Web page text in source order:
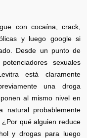
con cocaína, crack,
y luego google si
Desde un punto de
sexuales
está claramente
una droga
al mismo nivel en
natural probablemente
qué alguien reduce
y drogas para luego